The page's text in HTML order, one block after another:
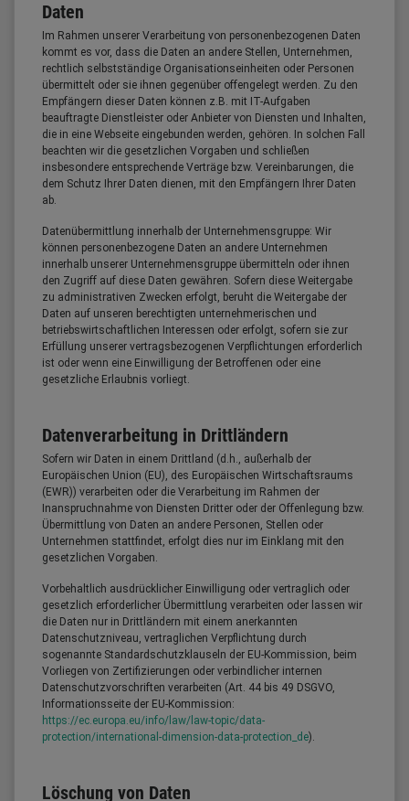
Daten
Im Rahmen unserer Verarbeitung von personenbezogenen Daten
kommt es vor, dass die Daten an andere Stellen, Unternehmen,
rechtlich selbstständige Organisationseinheiten oder Personen
übermittelt oder sie ihnen gegenüber offengelegt werden. Zu den
Empfängern dieser Daten können z.B. mit IT-Aufgaben
beauftragte Dienstleister oder Anbieter von Diensten und Inhalten,
die in eine Webseite eingebunden werden, gehören. In solchen Fall
beachten wir die gesetzlichen Vorgaben und schließen
insbesondere entsprechende Verträge bzw. Vereinbarungen, die
dem Schutz Ihrer Daten dienen, mit den Empfängern Ihrer Daten
ab.
Datenübermittlung innerhalb der Unternehmensgruppe: Wir
können personenbezogene Daten an andere Unternehmen
innerhalb unserer Unternehmensgruppe übermitteln oder ihnen
den Zugriff auf diese Daten gewähren. Sofern diese Weitergabe
zu administrativen Zwecken erfolgt, beruht die Weitergabe der
Daten auf unseren berechtigten unternehmerischen und
betriebswirtschaftlichen Interessen oder erfolgt, sofern sie zur
Erfüllung unserer vertragsbezogenen Verpflichtungen erforderlich
ist oder wenn eine Einwilligung der Betroffenen oder eine
gesetzliche Erlaubnis vorliegt.
Datenverarbeitung in Drittländern
Sofern wir Daten in einem Drittland (d.h., außerhalb der
Europäischen Union (EU), des Europäischen Wirtschaftsraums
(EWR)) verarbeiten oder die Verarbeitung im Rahmen der
Inanspruchnahme von Diensten Dritter oder der Offenlegung bzw.
Übermittlung von Daten an andere Personen, Stellen oder
Unternehmen stattfindet, erfolgt dies nur im Einklang mit den
gesetzlichen Vorgaben.
Vorbehaltlich ausdrücklicher Einwilligung oder vertraglich oder
gesetzlich erforderlicher Übermittlung verarbeiten oder lassen wir
die Daten nur in Drittländern mit einem anerkannten
Datenschutzniveau, vertraglichen Verpflichtung durch
sogenannte Standardschutzklauseln der EU-Kommission, beim
Vorliegen von Zertifizierungen oder verbindlicher internen
Datenschutzvorschriften verarbeiten (Art. 44 bis 49 DSGVO,
Informationsseite der EU-Kommission:
https://ec.europa.eu/info/law/law-topic/data-
protection/international-dimension-data-protection_de).
Löschung von Daten